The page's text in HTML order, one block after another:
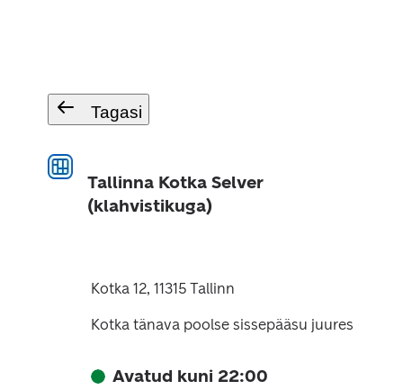
Tagasi
Tallinna Kotka Selver
(klahvistikuga)
Kotka 12, 11315 Tallinn
Kotka tänava poolse sissepääsu juures
Avatud kuni 22:00